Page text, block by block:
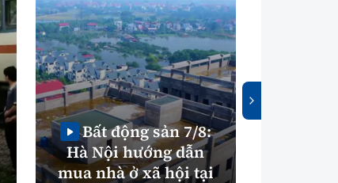
Bất động sản 7/8:
Hà Nội hướng dẫn
mua nhà ở xã hội tại